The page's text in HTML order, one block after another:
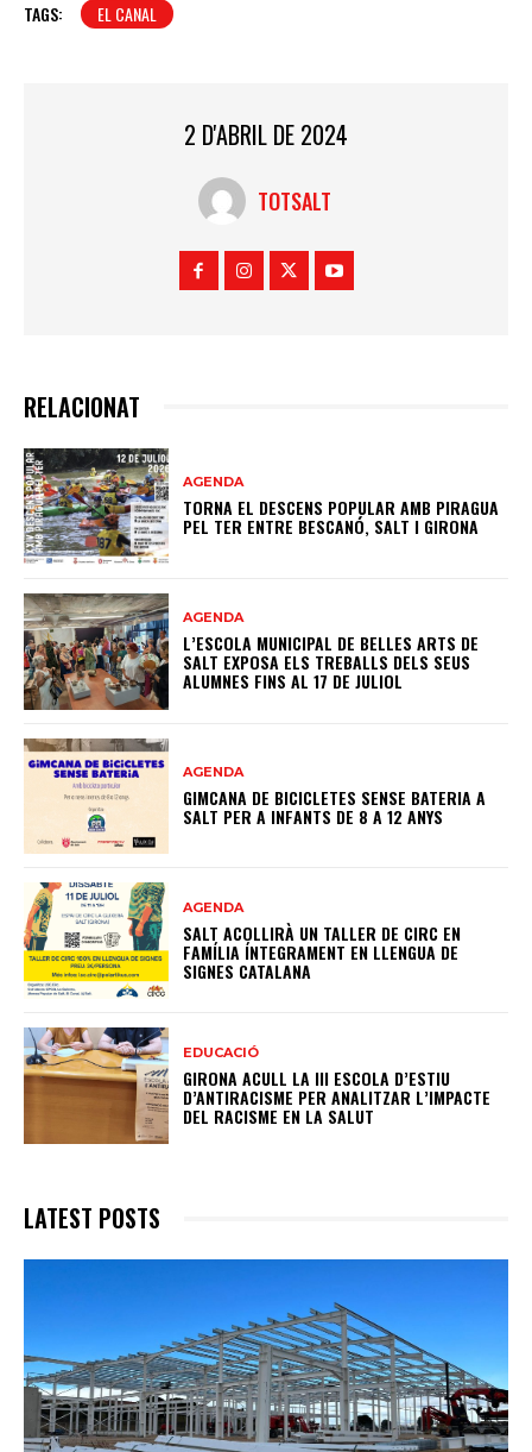
TAGS: EL CANAL
2 D'ABRIL DE 2024
TOTSALT
RELACIONAT
AGENDA
TORNA EL DESCENS POPULAR AMB PIRAGUA
PEL TER ENTRE BESCANÓ, SALT I GIRONA
AGENDA
L’ESCOLA MUNICIPAL DE BELLES ARTS DE
SALT EXPOSA ELS TREBALLS DELS SEUS
ALUMNES FINS AL 17 DE JULIOL
AGENDA
GIMCANA DE BICICLETES SENSE BATERIA A
SALT PER A INFANTS DE 8 A 12 ANYS
AGENDA
SALT ACOLLIRÀ UN TALLER DE CIRC EN
FAMÍLIA ÍNTEGRAMENT EN LLENGUA DE
SIGNES CATALANA
EDUCACIÓ
GIRONA ACULL LA III ESCOLA D’ESTIU
D’ANTIRACISME PER ANALITZAR L’IMPACTE
DEL RACISME EN LA SALUT
LATEST POSTS